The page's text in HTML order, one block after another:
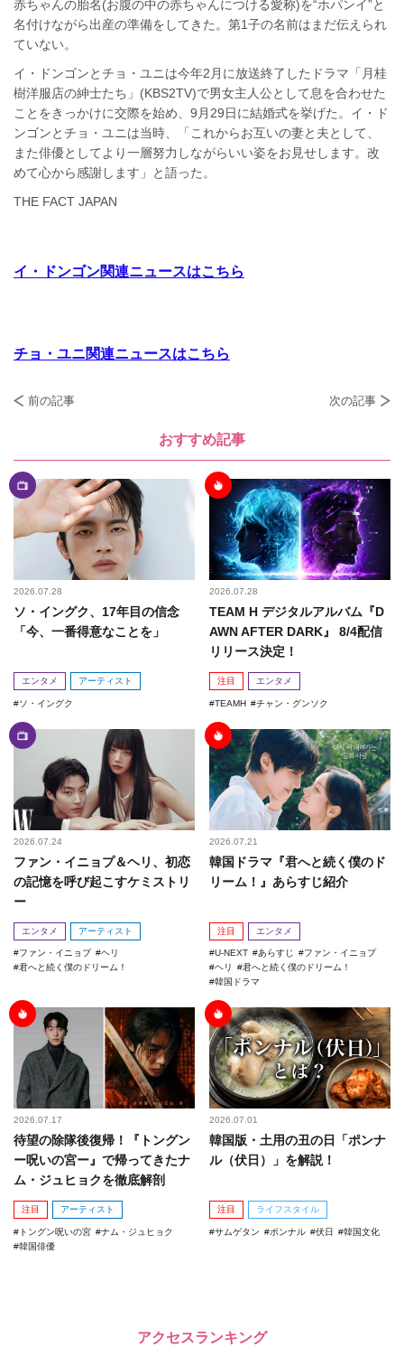
赤ちゃんの胎名(お腹の中の赤ちゃんにつける愛称)を“ホパンイ”と
名付けながら出産の準備をしてきた。第1子の名前はまだ伝えられ
ていない。
イ・ドンゴンとチョ・ユニは今年2月に放送終了したドラマ「月桂
樹洋服店の紳士たち」(KBS2TV)で男女主人公として息を合わせた
ことをきっかけに交際を始め、9月29日に結婚式を挙げた。イ・ド
ンゴンとチョ・ユニは当時、「これからお互いの妻と夫として、
また俳優としてより一層努力しながらいい姿をお見せします。改
めて心から感謝します」と語った。
THE FACT JAPAN
イ・ドンゴン関連ニュースはこちら
チョ・ユニ関連ニュースはこちら
前の記事 次の記事
おすすめ記事
2026.07.28
ソ・イングク、17年目の信念
「今、一番得意なことを」
エンタメ アーティスト
ソ・イングク
2026.07.28
TEAM H デジタルアルバム『D
AWN AFTER DARK』 8/4配信
リリース決定！
注目 エンタメ
TEAMH チャン・グンソク
2026.07.24
ファン・イニョプ＆ヘリ、初恋
の記憶を呼び起こすケミストリ
ー
エンタメ アーティスト
ファン・イニョプ
ヘリ
君へと続く僕のドリーム！
2026.07.21
韓国ドラマ『君へと続く僕のド
リーム！』あらすじ紹介
注目 エンタメ
U-NEXT あらすじ
ファン・イニョプ
ヘリ
君へと続く僕のドリーム！
韓国ドラマ
2026.07.17
待望の除隊後復帰！『トングン
ー呪いの宮ー』で帰ってきたナ
ム・ジュヒョクを徹底解剖
注目 アーティスト
トングン呪いの宮
ナム・ジュヒョク
韓国俳優
2026.07.01
韓国版・土用の丑の日「ポンナ
ル（伏日）」を解説！
注目 ライフスタイル
サムゲタン ポンナル 伏日 韓国文化
アクセスランキング